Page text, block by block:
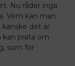
Nu råder inga
Vem kan man
kanske det är
kan prata om
som för